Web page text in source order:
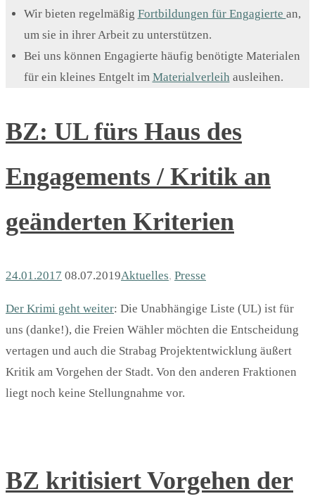
Wir bieten regelmäßig Fortbildungen für Engagierte an,
um sie in ihrer Arbeit zu unterstützen.
Bei uns können Engagierte häufig benötigte Materialen
für ein kleines Entgelt im Materialverleih ausleihen.
BZ: UL fürs Haus des
Engagements / Kritik an
geänderten Kriterien
24.01.2017 08.07.2019Aktuelles, Presse
Der Krimi geht weiter: Die Unabhängige Liste (UL) ist für
uns (danke!), die Freien Wähler möchten die Entscheidung
vertagen und auch die Strabag Projektentwicklung äußert
Kritik am Vorgehen der Stadt. Von den anderen Fraktionen
liegt noch keine Stellungnahme vor.
BZ kritisiert Vorgehen der